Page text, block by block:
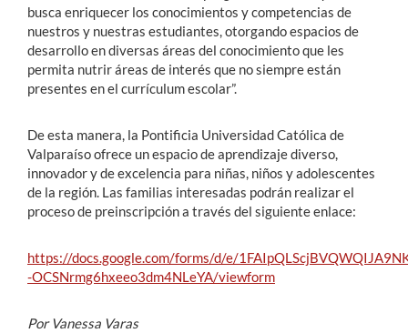
busca enriquecer los conocimientos y competencias de
nuestros y nuestras estudiantes, otorgando espacios de
desarrollo en diversas áreas del conocimiento que les
permita nutrir áreas de interés que no siempre están
presentes en el currículum escolar”.
De esta manera, la Pontificia Universidad Católica de
Valparaíso ofrece un espacio de aprendizaje diverso,
innovador y de excelencia para niñas, niños y adolescentes
de la región. Las familias interesadas podrán realizar el
proceso de preinscripción a través del siguiente enlace:
https://docs.google.com/forms/d/e/
-OCSNrmg6hxeeo3dm4NLeYA/viewform
Por Vanessa Varas